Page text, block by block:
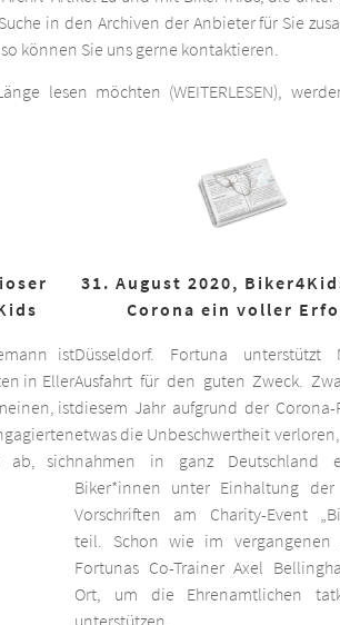
in den Archiven der Anbieter für Sie
können Sie uns gerne kontaktieren.
lesen möchten (WEITERLESEN),
ist
in Eller
ist
ab, sich
31. August 2020,
Corona ein voller
Düsseldorf. Fortuna unterstützt
Ausfahrt für den guten Zweck.
diesem Jahr aufgrund der Corona-
etwas die Unbeschwertheit
nahmen in ganz Deutschland
Biker*innen unter Einhaltung der
Vorschriften am Charity-Event
teil. Schon wie im vergangenen
Fortunas Co-Trainer Axel
Ort, um die Ehrenamtlichen